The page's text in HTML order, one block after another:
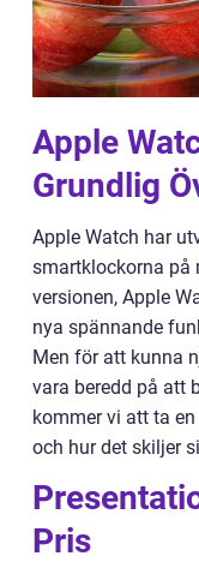
Apple
Grundlig
Apple Watch har
smartklockorna på
versionen, Apple
nya spännande
Men för att kunna
vara beredd på att
kommer vi att ta
och hur det skiljer
Pris